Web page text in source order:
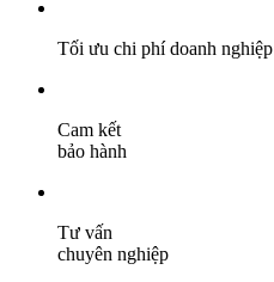
Tối ưu chi phí doanh nghiệp
Cam kết
bảo hành
Tư vấn
chuyên nghiệp